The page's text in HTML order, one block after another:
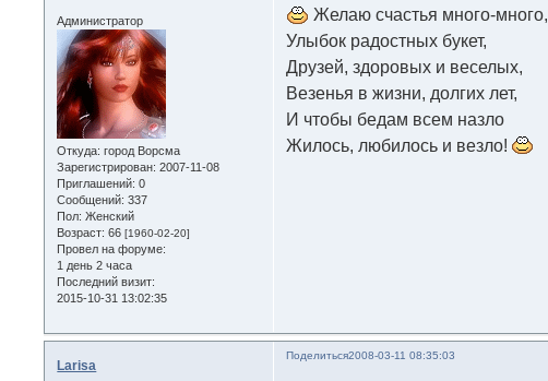
Администратор
Откуда: город Ворсма
Зарегистрирован: 2007-11-08
Приглашений: 0
Сообщений: 337
Пол: Женский
Возраст: 66[1960-02-20]
Провел на форуме:
1 день 2 часа
Последний визит:
2015-10-31 13:02:35
Желаю счастья много-много,
Улыбок радостных букет,
Друзей, здоровых и веселых,
Везенья в жизни, долгих лет,
И чтобы бедам всем назло
Жилось, любилось и везло!
Поделиться2008-03-11 08:35:03
Larisa